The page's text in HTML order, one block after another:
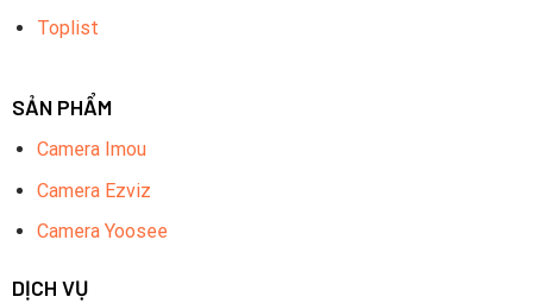
Toplist
SẢN PHẨM
Camera Imou
Camera Ezviz
Camera Yoosee
DỊCH VỤ